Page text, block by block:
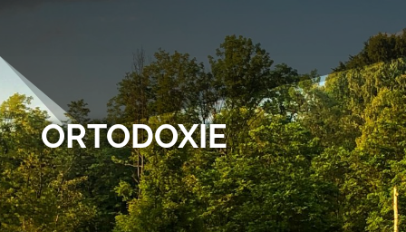
ORTODOXIE